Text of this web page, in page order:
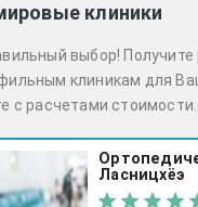
клиники
выбор!
клиникам для
с расчетами стоимости.
Ласницхёэ